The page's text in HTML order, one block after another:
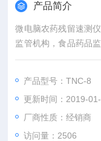
产品简介
微电脑农药残留速测
监管机构，食品药品
品养殖以及加工厂，
检验检疫局等单位。
产品型号：TNC-8
更新时间：2019-
厂商性质：经销商
访问量：2506